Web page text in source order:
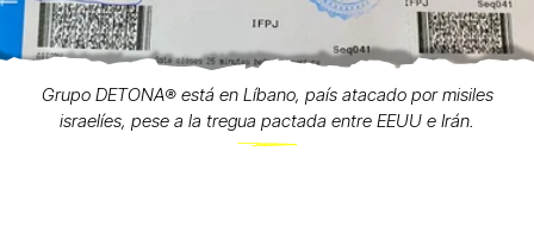
Grupo DETONA®️ está en Líbano, país atacado por misiles
israelíes, pese a la tregua pactada entre EEUU e Irán.